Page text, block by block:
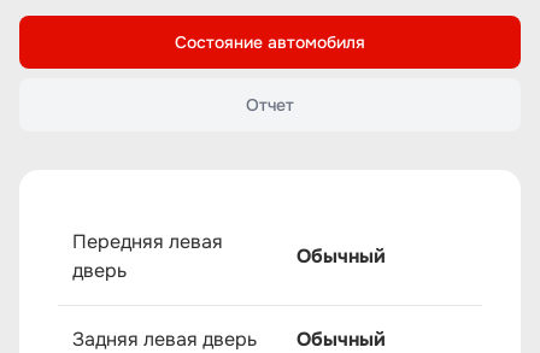
Состояние автомобиля
Отчет
Передняя левая
дверь
Обычный
Задняя левая дверь Обычный